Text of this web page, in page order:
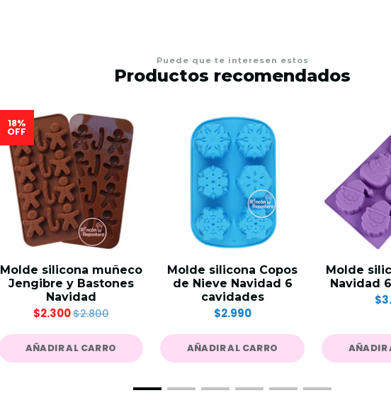
Puede que te interesen estos
Productos recomendados
18%
OFF
Molde silicona muñeco
Jengibre y Bastones
Navidad
$2.300$2.800
AÑADIR AL CARRO
Molde silicona Copos
de Nieve Navidad 6
cavidades
$2.990
AÑADIR AL CARRO
Molde
Navidad
AÑADIR